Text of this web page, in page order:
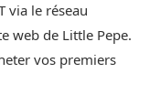
via le réseau
web de Little Pepe.
vos premiers